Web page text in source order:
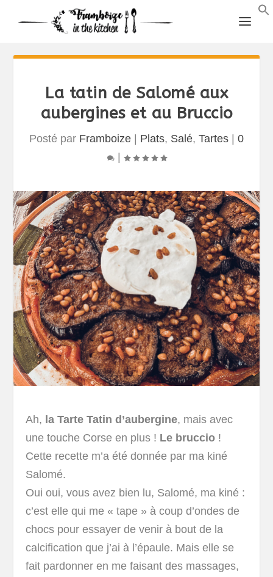
La tatin de Salomé aux
aubergines et au Bruccio
Posté par Framboize Plats, Salé, Tartes
0
|
Ah, la Tarte Tatin d’aubergine, mais avec
une touche Corse en plus ! Le bruccio !
Cette recette m’a été donnée par ma kiné
Salomé.
Oui oui, vous avez bien lu, Salomé, ma kiné :
c’est elle qui me « tape » à coup d’ondes de
chocs pour essayer de venir à bout de la
calcification que j’ai à l’épaule. Mais elle se
fait pardonner en me faisant des massages,